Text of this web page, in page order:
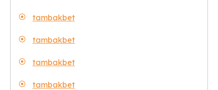
tambakbet
tambakbet
tambakbet
tambakbet